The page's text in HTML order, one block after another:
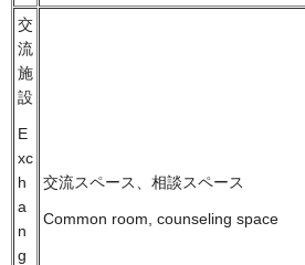
交
流
施
設
E
xc
h
a
n
g
交流スペース、相談スペース
Common room, counseling space